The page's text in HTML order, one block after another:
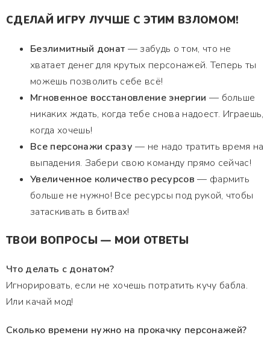
СДЕЛАЙ ИГРУ ЛУЧШЕ С ЭТИМ ВЗЛОМОМ!
Безлимитный донат — забудь о том, что не
хватает денег для крутых персонажей. Теперь ты
можешь позволить себе всё!
Мгновенное восстановление энергии — больше
никаких ждать, когда тебе снова надоест. Играешь,
когда хочешь!
Все персонажи сразу — не надо тратить время на
выпадения. Забери свою команду прямо сейчас!
Увеличенное количество ресурсов — фармить
больше не нужно! Все ресурсы под рукой, чтобы
затаскивать в битвах!
ТВОИ ВОПРОСЫ — МОИ ОТВЕТЫ
Что делать с донатом?
Игнорировать, если не хочешь потратить кучу бабла.
Или качай мод!
Сколько времени нужно на прокачку персонажей?